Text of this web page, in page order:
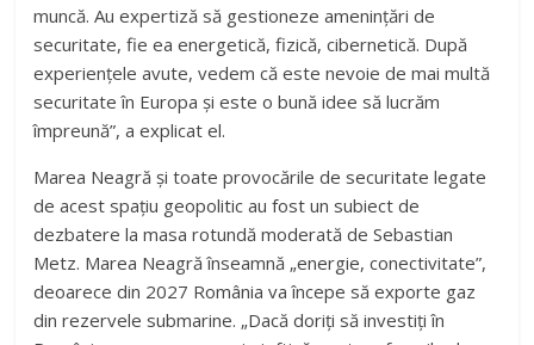
muncă. Au expertiză să gestioneze amenințări de
securitate, fie ea energetică, fizică, cibernetică. După
experiențele avute, vedem că este nevoie de mai multă
securitate în Europa și este o bună idee să lucrăm
împreună”, a explicat el.
Marea Neagră și toate provocările de securitate legate
de acest spațiu geopolitic au fost un subiect de
dezbatere la masa rotundă moderată de Sebastian
Metz. Marea Neagră înseamnă „energie, conectivitate”,
deoarece din 2027 România va începe să exporte gaz
din rezervele submarine. „Dacă doriți să investiți în